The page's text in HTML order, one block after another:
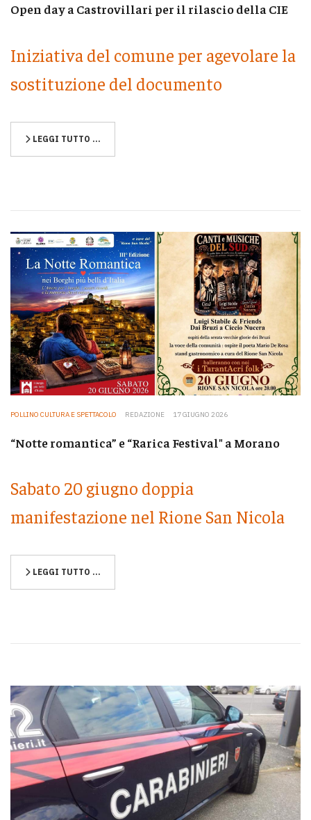
Open day a Castrovillari per il rilascio della CIE
Iniziativa del comune per agevolare la
sostituzione del documento
LEGGI TUTTO …
POLLINO CULTURA E SPETTACOLO REDAZIONE 17 GIUGNO 2026
“Notte romantica” e “Rarica Festival" a Morano
Sabato 20 giugno doppia
manifestazione nel Rione San Nicola
LEGGI TUTTO …